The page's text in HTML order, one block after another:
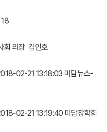
장 김인호
02-21 13:18:03 미담뉴스-
02-21 13:19:40 미담장학회